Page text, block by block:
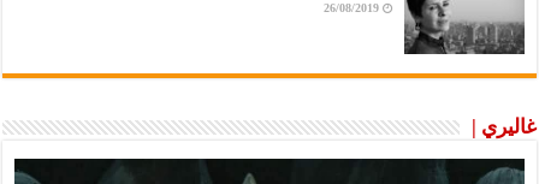
26/08/2019
غاليري |